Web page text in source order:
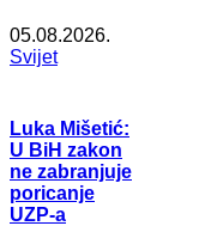
05.08.2026.
Svijet
Luka Mišetić:
U BiH zakon
ne zabranjuje
poricanje
UZP-a